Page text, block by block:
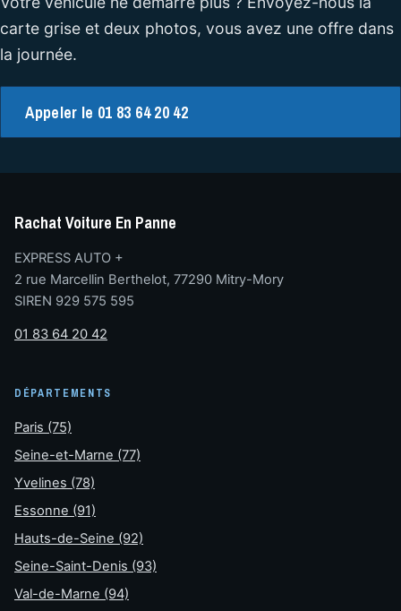
carte grise et deux photos, vous avez une offre dans
la journée.
Appeler le 01 83 64 20 42
Rachat Voiture En Panne
EXPRESS AUTO +
2 rue Marcellin Berthelot, 77290 Mitry-Mory
SIREN 929 575 595
01 83 64 20 42
DÉPARTEMENTS
Paris (75)
Seine-et-Marne (77)
Yvelines (78)
Essonne (91)
Hauts-de-Seine (92)
Seine-Saint-Denis (93)
Val-de-Marne (94)